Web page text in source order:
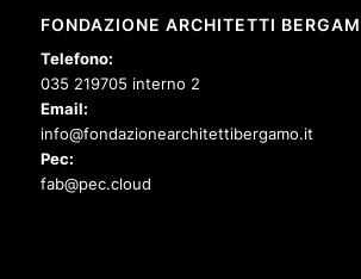
FONDAZIONE ARCHITETTI
Telefono:
035 219705 interno 2
Email:
info@fondazionearchitettibergamo.it
Pec:
fab@pec.cloud